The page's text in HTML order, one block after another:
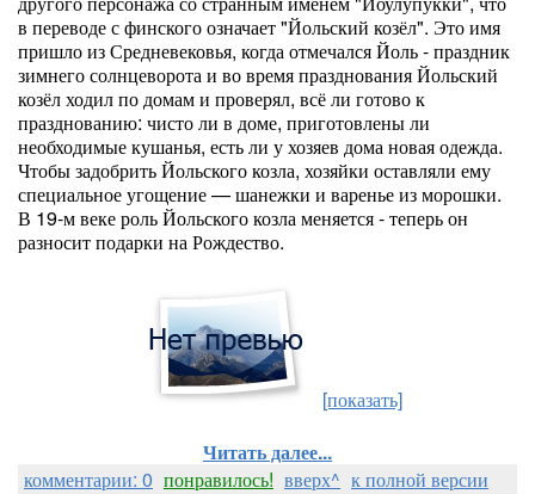
в переводе с финского означает "Йольский козёл". Это имя
пришло из Средневековья, когда отмечался Йоль - праздник
зимнего солнцеворота и во время празднования Йольский
козёл ходил по домам и проверял, всё ли готово к
празднованию: чисто ли в доме, приготовлены ли
необходимые кушанья, есть ли у хозяев дома новая одежда.
Чтобы задобрить Йольского козла, хозяйки оставляли ему
специальное угощение — шанежки и варенье из морошки.
В 19-м веке роль Йольского козла меняется - теперь он
разносит подарки на Рождество.
[показать]
Читать далее...
комментарии: 0 понравилось! вверх^ к полной версии